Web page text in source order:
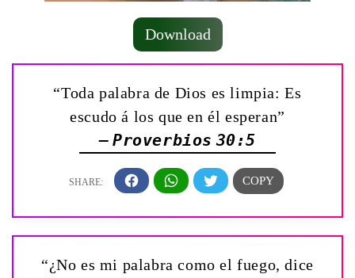
Download
“Toda palabra de Dios es limpia: Es
escudo á los que en él esperan”
— Proverbios 30:5
“¿No es mi palabra como el fuego, dice